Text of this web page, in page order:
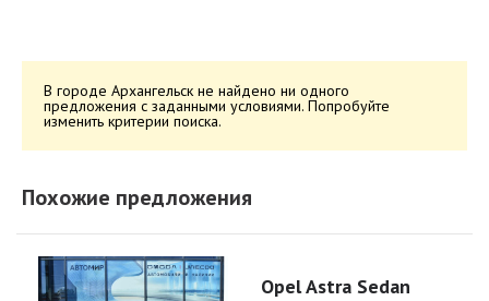
В городе Архангельск не найдено ни одного
предложения с заданными условиями. Попробуйте
изменить критерии поиска.
Похожие предложения
Opel Astra Sedan